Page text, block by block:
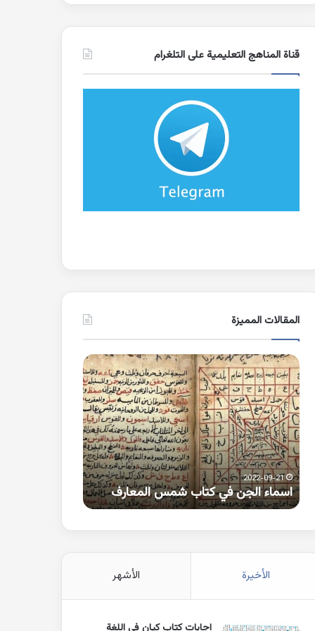
قناة المناهج التعليمية على التلغرام
المقالات المميزة
اسماء
الجن
في
كتاب
شمس
المعارف
2022-09-21
اسماء الجن في كتاب شمس المعارف
كلمات
بها
همزة
متطرفة
على
الواو
الأخيرة الأشهر
اجابات كتاب كيان في اللغة